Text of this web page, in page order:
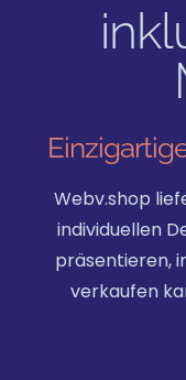
Webv.shop
individuellen
präsentieren,
verkaufen